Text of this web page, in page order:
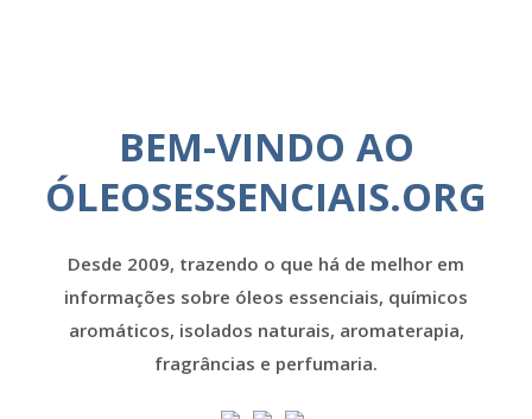
BEM-VINDO AO
ÓLEOSESSENCIAIS.ORG
Desde 2009, trazendo o que há de melhor em
informações sobre óleos essenciais, químicos
aromáticos, isolados naturais, aromaterapia,
fragrâncias e perfumaria.